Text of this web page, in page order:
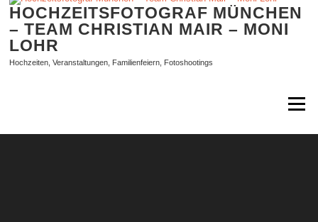
Zum
springen
HOCHZEITSFOTOGRAF MÜNCHEN
– TEAM CHRISTIAN MAIR – MONI
LOHR
Hochzeiten, Veranstaltungen, Familienfeiern, Fotoshootings
Menü